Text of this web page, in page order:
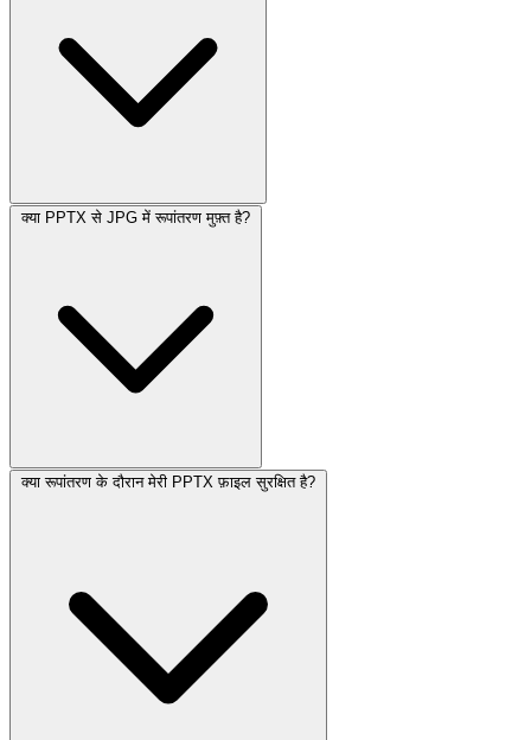
क्या PPTX से JPG में रूपांतरण मुफ़्त है?
क्या रूपांतरण के दौरान मेरी PPTX फ़ाइल सुरक्षित है?